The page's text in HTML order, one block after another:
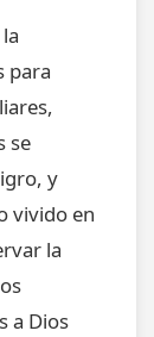
para
se
y
vivido en
la
a Dios